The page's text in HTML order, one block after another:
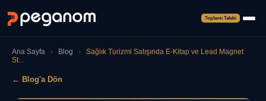
Toplantı Talebi
Ana Sayfa › Blog ›
Sağlık Turizmi Satışında E-Kitap ve Lead Magnet
St...
← Blog'a Dön